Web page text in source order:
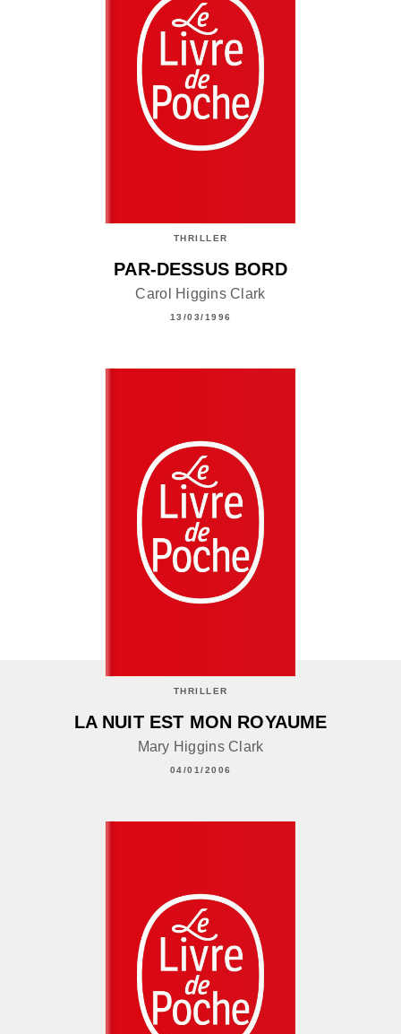
THRILLER
PAR-DESSUS BORD
Carol Higgins Clark
13/03/1996
THRILLER
LA NUIT EST MON ROYAUME
Mary Higgins Clark
04/01/2006